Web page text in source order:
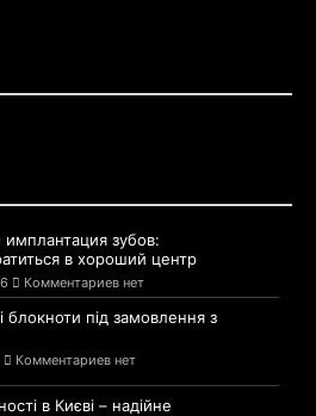
имплантация зубов:
в хороший центр
Комментариев нет
блокноти під замовлення з
Комментариев нет
в Києві – надійне